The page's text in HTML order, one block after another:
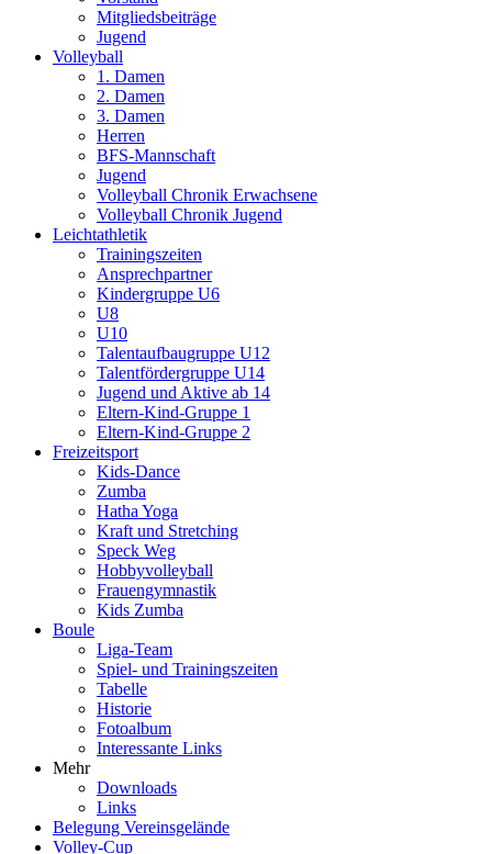
Mitgliedsbeiträge
Jugend
Volleyball
1. Damen
2. Damen
3. Damen
Herren
BFS-Mannschaft
Jugend
Volleyball Chronik Erwachsene
Volleyball Chronik Jugend
Leichtathletik
Trainingszeiten
Ansprechpartner
Kindergruppe U6
U8
U10
Talentaufbaugruppe U12
Talentfördergruppe U14
Jugend und Aktive ab 14
Eltern-Kind-Gruppe 1
Eltern-Kind-Gruppe 2
Freizeitsport
Kids-Dance
Zumba
Hatha Yoga
Kraft und Stretching
Speck Weg
Hobbyvolleyball
Frauengymnastik
Kids Zumba
Boule
Liga-Team
Spiel- und Trainingszeiten
Tabelle
Historie
Fotoalbum
Interessante Links
Mehr
Downloads
Links
Belegung Vereinsgelände
Volley-Cup